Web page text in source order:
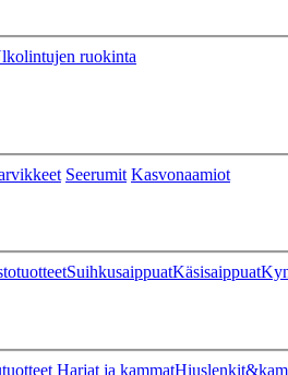
ruokinta
Seerumit Kasvonaamiot
SuihkusaippuatKäsisaippuat
Harjat ja kammat